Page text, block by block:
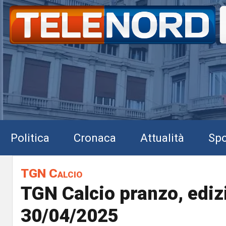
Politica Cronaca Attualità
TGN Calcio
TGN Calcio pranzo,
30/04/2025